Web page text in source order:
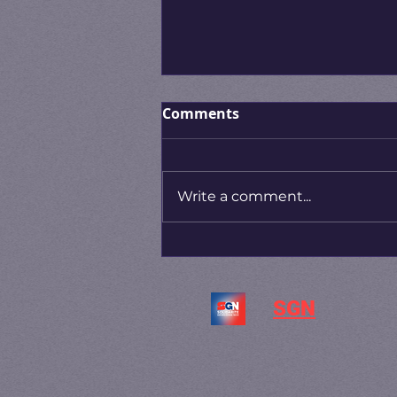
საფრანგეთმა და იტალიამ
შემომსვლელებზე
სასაზღვრო კონტროლი
Comments
Write a comment...
SGN